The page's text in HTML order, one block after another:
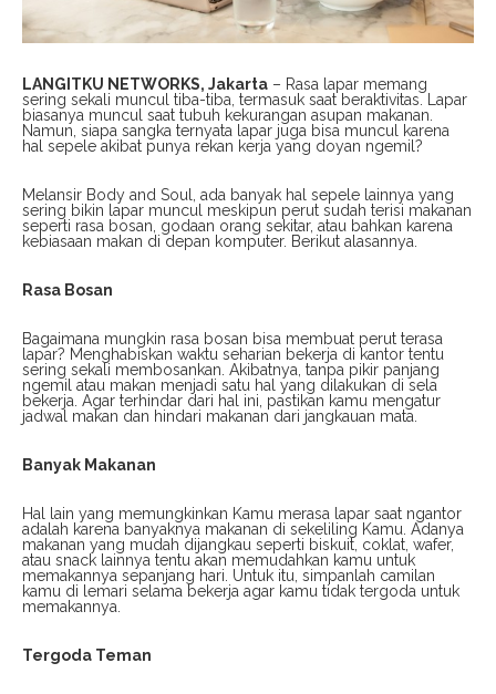
LANGITKU NETWORKS, Jakarta – Rasa lapar memang
sering sekali muncul tiba-tiba, termasuk saat beraktivitas. Lapar
biasanya muncul saat tubuh kekurangan asupan makanan.
Namun, siapa sangka ternyata lapar juga bisa muncul karena
hal sepele akibat punya rekan kerja yang doyan ngemil?
Melansir Body and Soul, ada banyak hal sepele lainnya yang
sering bikin lapar muncul meskipun perut sudah terisi makanan
seperti rasa bosan, godaan orang sekitar, atau bahkan karena
kebiasaan makan di depan komputer. Berikut alasannya.
Rasa Bosan
Bagaimana mungkin rasa bosan bisa membuat perut terasa
lapar? Menghabiskan waktu seharian bekerja di kantor tentu
sering sekali membosankan. Akibatnya, tanpa pikir panjang
ngemil atau makan menjadi satu hal yang dilakukan di sela
bekerja. Agar terhindar dari hal ini, pastikan kamu mengatur
jadwal makan dan hindari makanan dari jangkauan mata.
Banyak Makanan
Hal lain yang memungkinkan Kamu merasa lapar saat ngantor
adalah karena banyaknya makanan di sekeliling Kamu. Adanya
makanan yang mudah dijangkau seperti biskuit, coklat, wafer,
atau snack lainnya tentu akan memudahkan kamu untuk
memakannya sepanjang hari. Untuk itu, simpanlah camilan
kamu di lemari selama bekerja agar kamu tidak tergoda untuk
memakannya.
Tergoda Teman